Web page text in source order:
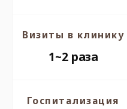
Визиты в клинику
1~2 раза
Госпитализация